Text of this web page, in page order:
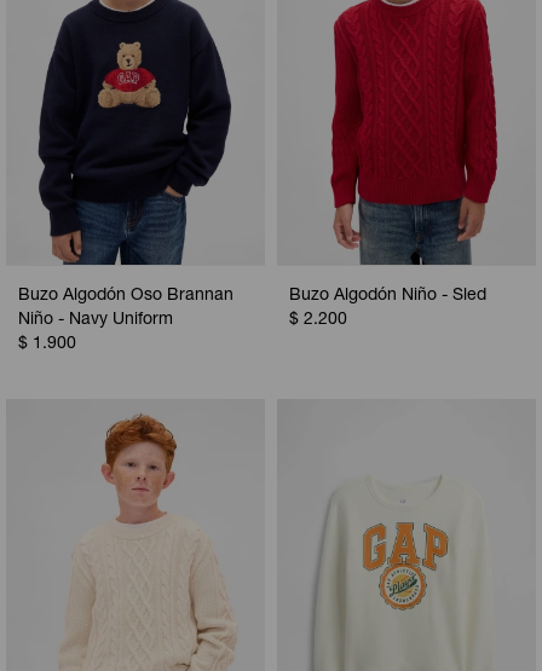
Buzo Algodón Oso Brannan
Niño - Navy Uniform
$ 1.900
Buzo Algodón Niño - Sled
$ 2.200